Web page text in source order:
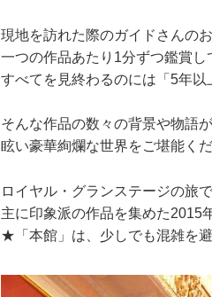
現地を訪れた際のガイドさんのお
一つの作品あたり1分ずつ鑑賞し
すべてを見終わるのには「5年以
そんな作品の数々の背景や物語
眩い豪華絢爛な世界をご堪能くだ
ロイヤル・グランステージの旅
主に印象派の作品を集めた2015
★「本館」は、少しでも混雑を